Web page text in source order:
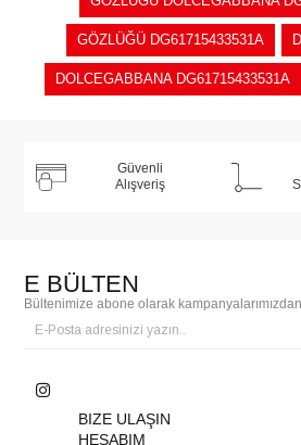
GÖZLÜĞÜ DG61715433531A
DOLCEGABBANA DG61715433531A
Güvenli
Alışveriş
E BÜLTEN
Bültenimize abone olarak
BIZE ULAŞIN
HESABIM